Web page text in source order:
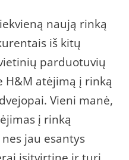
naują rinką
iš kitų
parduotuvių
H&M atėjimą į rinką
Vieni manė,
į rinką
jau esantys